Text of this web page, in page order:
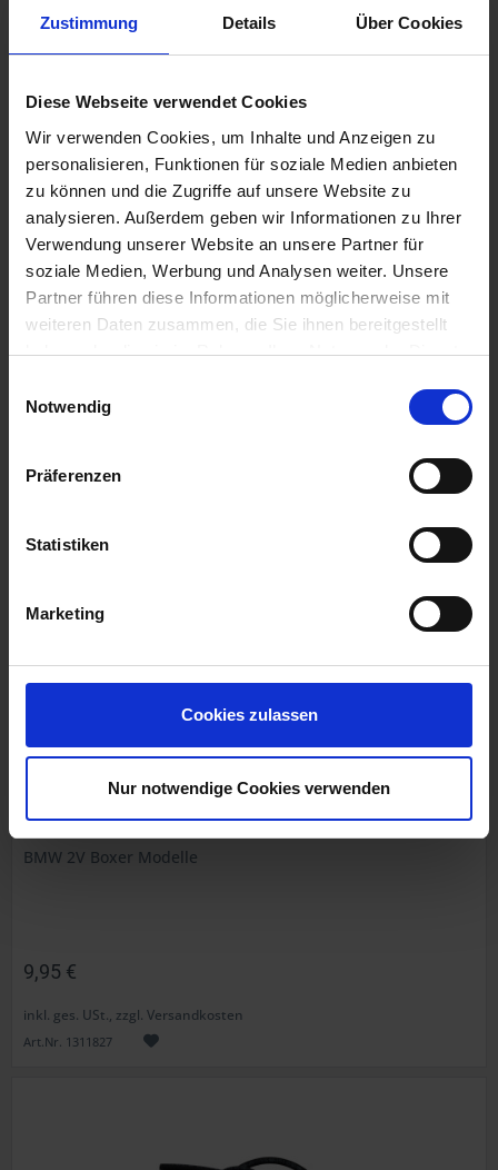
Zustimmung Details Über Cookies
Diese Webseite verwendet Cookies
Wir verwenden Cookies, um Inhalte und Anzeigen zu
personalisieren, Funktionen für soziale Medien anbieten
zu können und die Zugriffe auf unsere Website zu
analysieren. Außerdem geben wir Informationen zu Ihrer
Verwendung unserer Website an unsere Partner für
soziale Medien, Werbung und Analysen weiter. Unsere
Partner führen diese Informationen möglicherweise mit
weiteren Daten zusammen, die Sie ihnen bereitgestellt
haben oder die sie im Rahmen Ihrer Nutzung der Dienste
Cookies, wenn Sie unsere Webseite weiterhin nutzen.
Notwendig
Präferenzen
Statistiken
Marketing
Cookies zulassen
Nur notwendige Cookies verwenden
Art.Nr. 1612869
T-Verteilerstück
Für Benzinschlauch 6mm
BMW 2V Boxer Modelle
9,95 €
Art.Nr. 1311083
BMW 2V Boxer Modelle
9,95 €
inkl. ges. USt., zzgl. Versandkosten
Art.Nr. 1311827